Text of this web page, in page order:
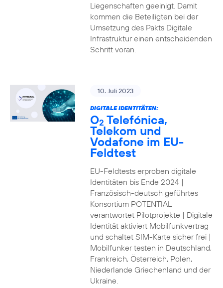
Liegenschaften geeinigt. Damit
kommen die Beteiligten bei der
Umsetzung des Pakts Digitale
Infrastruktur einen entscheidenden
Schritt voran.
10. Juli 2023
DIGITALE IDENTITÄTEN:
O2 Telefónica,
Telekom und
Vodafone im EU-
Feldtest
EU-Feldtests erproben digitale
Identitäten bis Ende 2024 |
Französisch-deutsch geführtes
Konsortium POTENTIAL
verantwortet Pilotprojekte | Digitale
Identität aktiviert Mobilfunkvertrag
und schaltet SIM-Karte sicher frei |
Mobilfunker testen in Deutschland,
Frankreich, Österreich, Polen,
Niederlande Griechenland und der
Ukraine.